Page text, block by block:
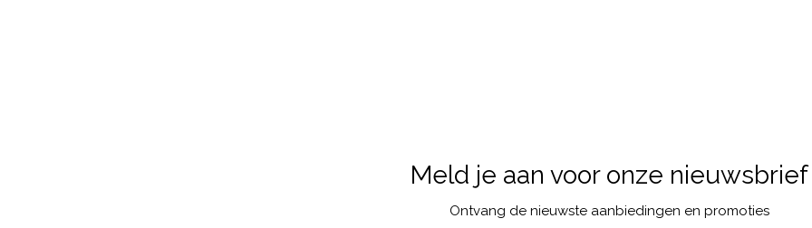
Meld je aan voor onze nieuwsbrief
Ontvang de nieuwste aanbiedingen en promoties